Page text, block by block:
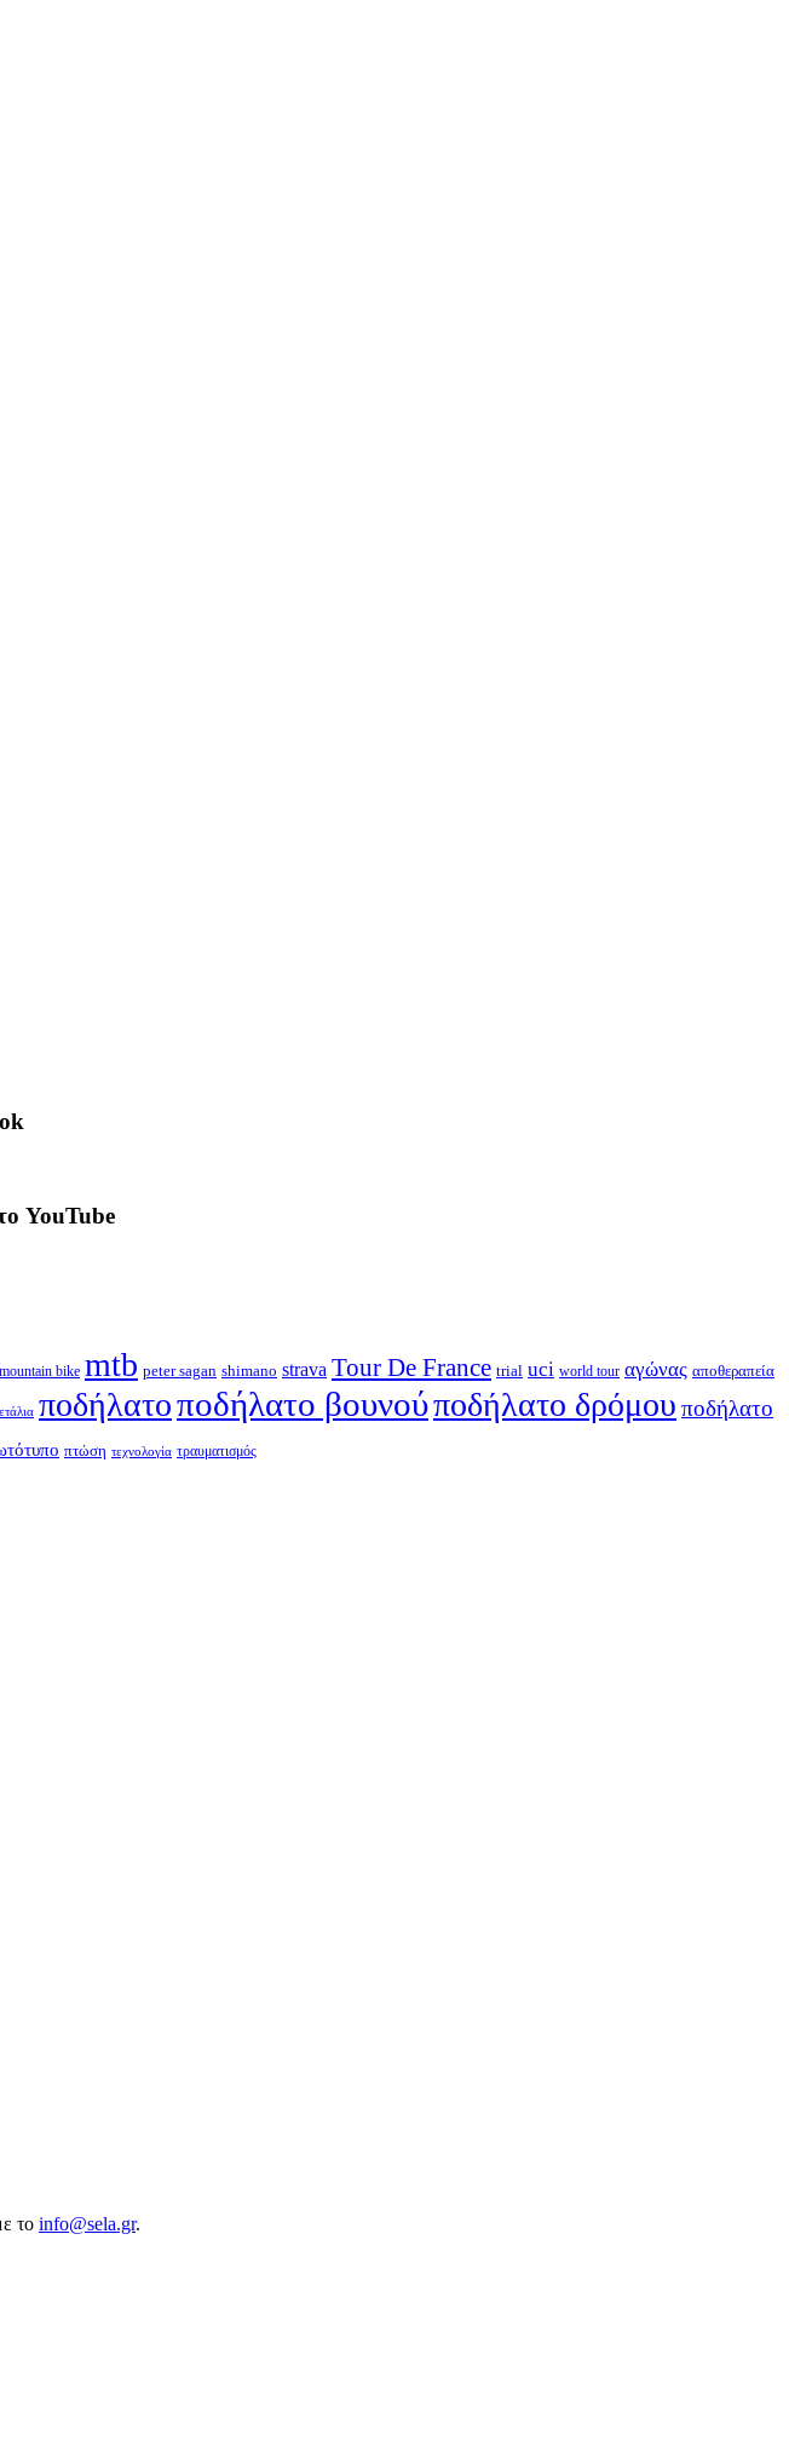
YouTube
mountain bike mtb peter sagan shimano strava Tour De France trial uci world tour αγώνας αποθεραπεία
ποδήλατοποδήλατο βουνούποδήλατο δρόμου ποδήλατο
πτώση τεχνολογία τραυματισμός
το info@sela.gr.